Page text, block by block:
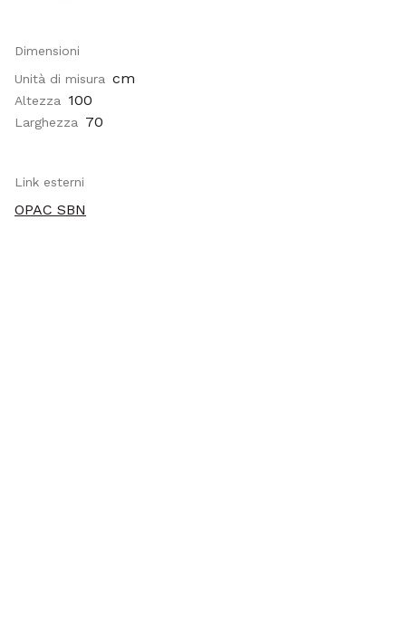
Dimensioni
Unità di misura cm
Altezza 100
Larghezza 70
Link esterni
OPAC SBN